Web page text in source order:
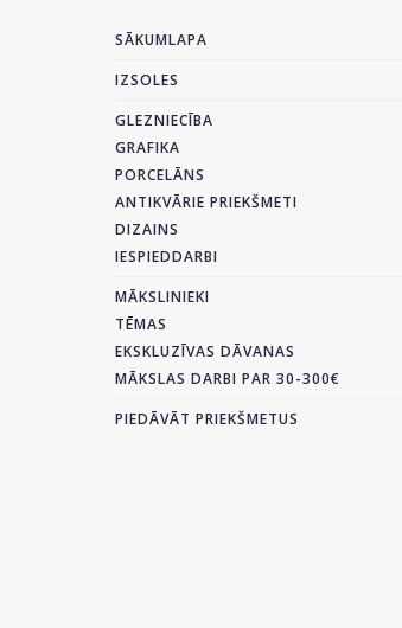
SĀKUMLAPA
IZSOLES
GLEZNIECĪBA
GRAFIKA
PORCELĀNS
ANTIKVĀRIE PRIEKŠMETI
DIZAINS
IESPIEDDARBI
MĀKSLINIEKI
TĒMAS
EKSKLUZĪVAS DĀVANAS
MĀKSLAS DARBI PAR 30-300€
PIEDĀVĀT PRIEKŠMETUS